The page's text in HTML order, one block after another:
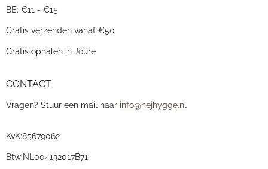
BE: €11 - €15
Gratis verzenden vanaf €50
Gratis ophalen in Joure
CONTACT
Vragen? Stuur een mail naar info@hejhygge.nl
KvK:85679062
Btw:NL004132017B71